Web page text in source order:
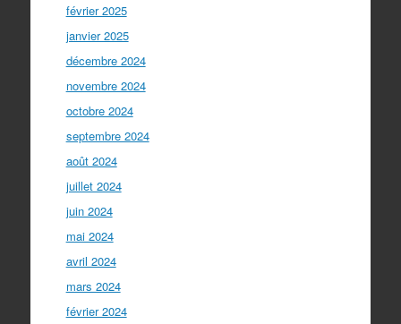
février 2025
janvier 2025
décembre 2024
novembre 2024
octobre 2024
septembre 2024
août 2024
juillet 2024
juin 2024
mai 2024
avril 2024
mars 2024
février 2024